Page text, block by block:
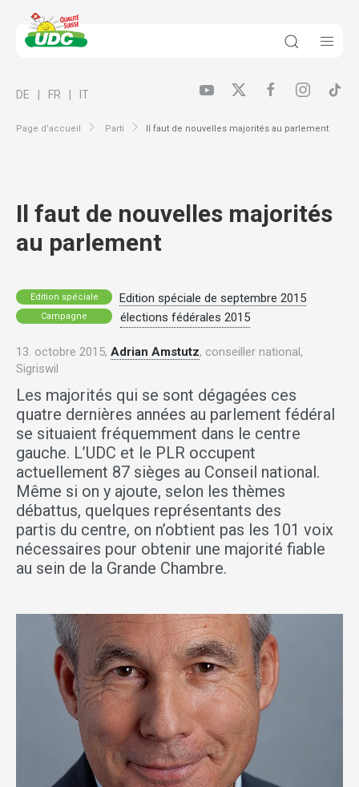
Page d’accueil Parti Il faut de nouvelles majorités au parlement
DE FR IT
Il faut de nouvelles majorités
au parlement
Edition spéciale Edition spéciale de septembre 2015
Campagne élections fédérales 2015
13. octobre 2015, Adrian Amstutz, conseiller national,
Sigriswil
Les majorités qui se sont dégagées ces
quatre dernières années au parlement fédéral
se situaient fréquemment dans le centre
gauche. L’UDC et le PLR occupent
actuellement 87 sièges au Conseil national.
Même si on y ajoute, selon les thèmes
débattus, quelques représentants des
partis du centre, on n’obtient pas les 101 voix
nécessaires pour obtenir une majorité fiable
au sein de la Grande Chambre.